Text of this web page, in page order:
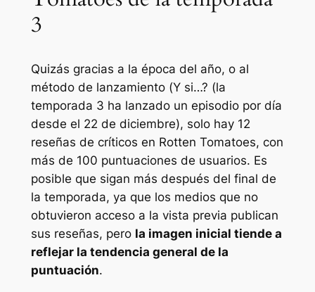
3
Quizás gracias a la época del año, o al
método de lanzamiento (Y si…? (la
temporada 3 ha lanzado un episodio por día
desde el 22 de diciembre), solo hay 12
reseñas de críticos en Rotten Tomatoes, con
más de 100 puntuaciones de usuarios. Es
posible que sigan más después del final de
la temporada, ya que los medios que no
obtuvieron acceso a la vista previa publican
sus reseñas, pero la imagen inicial tiende a
reflejar la tendencia general de la
puntuación.